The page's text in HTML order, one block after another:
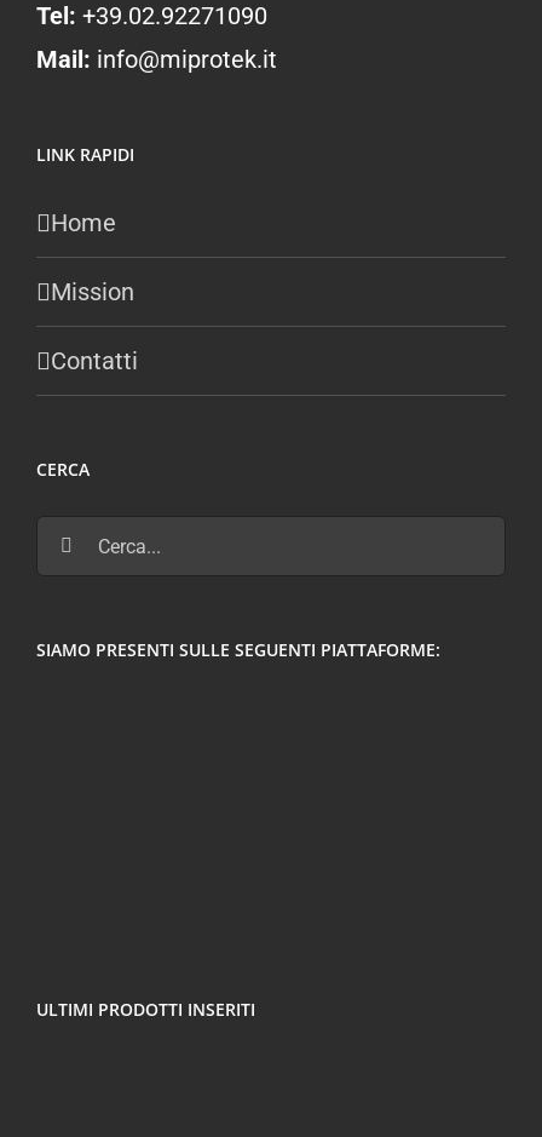
Tel: +39.02.92271090
Mail: info@miprotek.it
LINK RAPIDI
Home
Mission
Contatti
CERCA
Cerca
per:
SIAMO PRESENTI SULLE SEGUENTI PIATTAFORME:
ULTIMI PRODOTTI INSERITI